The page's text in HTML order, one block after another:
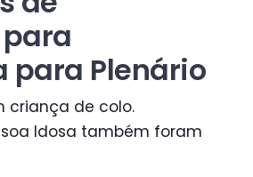
para Plenário
criança de colo.
Idosa também foram